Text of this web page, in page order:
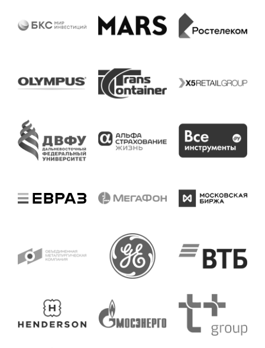
Обо мне
Новости
Контакты
zapros@fortem-center.ru
WHATSAPP
Оставьте заявку на бесплатную консультацию прямо